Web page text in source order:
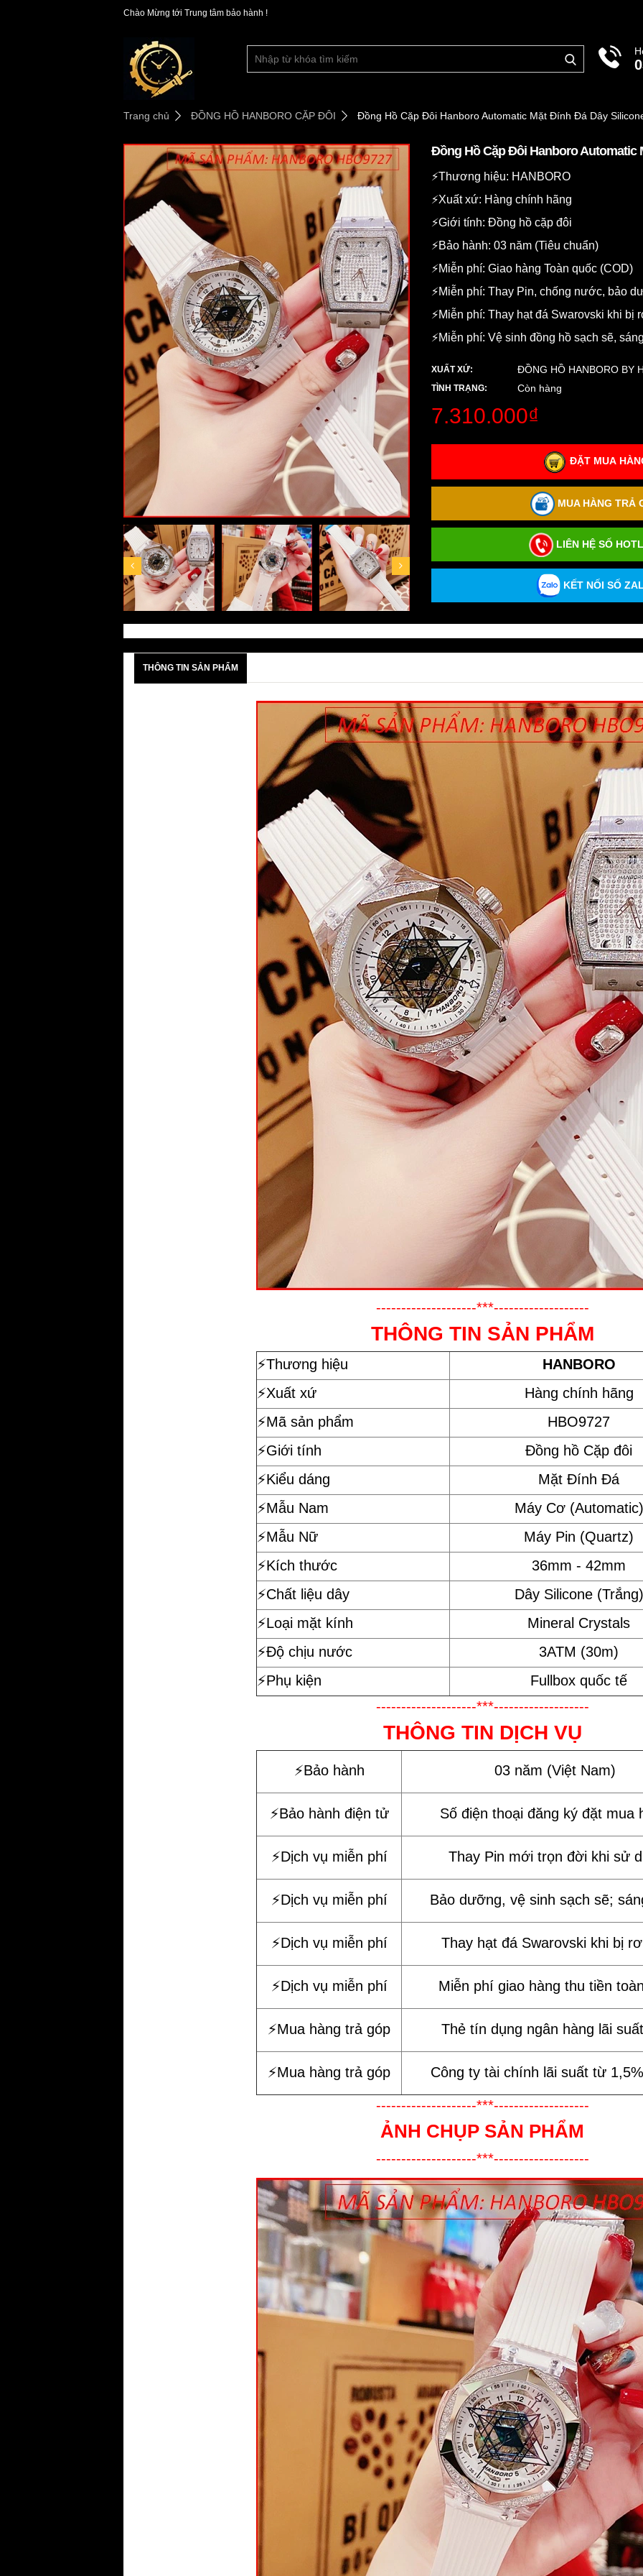
Chào Mừng tới Trung tâm bảo hành !
Trang chủ ĐỒNG HỒ HANBORO CẶP ĐÔI Đồng Hồ Cặp Đôi Hanboro Automatic Mặt Đính Đá Dây
Đồng Hồ Cặp Đôi Hanboro Automatic
⚡️Thương hiệu: HANBORO
⚡️Xuất xứ: Hàng chính hãng
⚡️Giới tính: Đồng hồ cặp đôi
⚡️Bảo hành: 03 năm (Tiêu chuẩn)
⚡️Miễn phí: Giao hàng Toàn quốc (COD)
⚡️Miễn phí: Thay Pin, chống nước, bảo
⚡️Miễn phí: Thay hạt đá Swarovski khi bị
⚡️Miễn phí: Vệ sinh đồng hồ sạch sẽ,
XUẤT XỨ: ĐỒNG HỒ HANBORO BY
TÌNH TRẠNG: Còn hàng
7.310.000₫
ĐẶT MUA
MUA HÀNG TRẢ
LIÊN HỆ SỐ
KẾT NỐI SỐ
THÔNG TIN SẢN PHẨM
--------------------***-------------------
THÔNG TIN SẢN PHẨM
⚡️Thương hiệu
HANBORO
⚡️Xuất xứ
Hàng chính hãng
⚡️Mã sản phẩm
HBO9727
⚡️Giới tính
Đồng hồ Cặp đôi
⚡️Kiểu dáng
Mặt Đính Đá
⚡️Mẫu Nam
Máy Cơ (Automatic)
⚡️Mẫu Nữ
Máy Pin (Quartz)
⚡️Kích thước
36mm - 42mm
⚡️Chất liệu dây
Dây Silicone (Trắng)
⚡️Loại mặt kính
Mineral Crystals
⚡️Độ chịu nước
3ATM (30m)
⚡️Phụ kiện
Fullbox quốc tế
--------------------***-------------------
THÔNG TIN DỊCH VỤ
⚡️Bảo hành 03 năm (Việt Nam)
⚡️Bảo hành điện tử Số điện thoại đăng ký đặt mua
⚡️Dịch vụ miễn phí Thay Pin mới trọn đời khi sử
⚡️Dịch vụ miễn phí Bảo dưỡng, vệ sinh sạch sẽ;
⚡️Dịch vụ miễn phí Thay hạt đá Swarovski khi bị
⚡️Dịch vụ miễn phí Miễn phí giao hàng thu tiền
⚡️Mua hàng trả góp Thẻ tín dụng ngân hàng lãi
⚡️Mua hàng trả góp Công ty tài chính lãi suất từ
--------------------***-------------------
ẢNH CHỤP SẢN PHẨM
--------------------***-------------------